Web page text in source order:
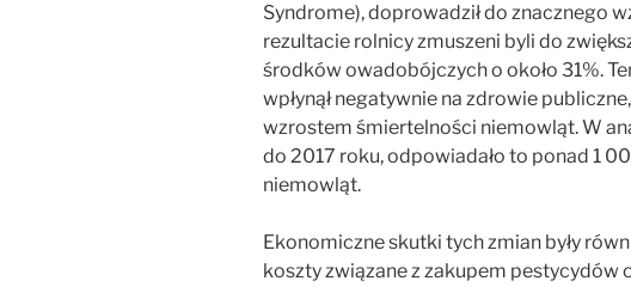
Syndrome), doprowadził do znacznego
rezultacie rolnicy zmuszeni byli do
środków owadobójczych o około 31%.
wpłynął negatywnie na zdrowie
wzrostem śmiertelności niemowląt. W
do 2017 roku, odpowiadało to ponad 1
niemowląt.
Ekonomiczne skutki tych zmian były
koszty związane z zakupem pestycydów